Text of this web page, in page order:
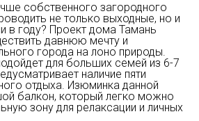
собственного загородного
не только выходные, но и
в году? Проект дома Тамань
давнюю мечту и
города на лоно природы.
для больших семей из 6-7
наличие пяти
отдыха. Изюминка данной
балкон, который легко можно
зону для релаксации и личных